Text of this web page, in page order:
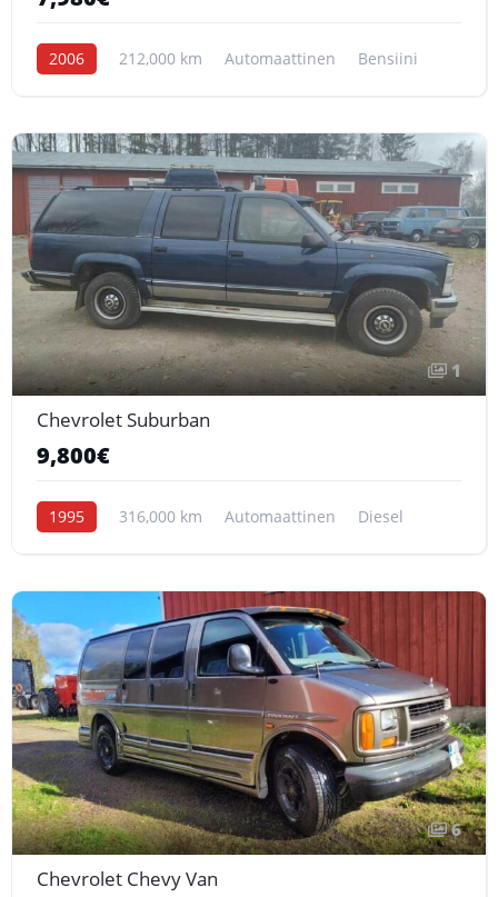
2006 212,000 km Automaattinen Bensiini
1
Chevrolet Suburban
9,800€
1995 316,000 km Automaattinen Diesel
6
Chevrolet Chevy Van